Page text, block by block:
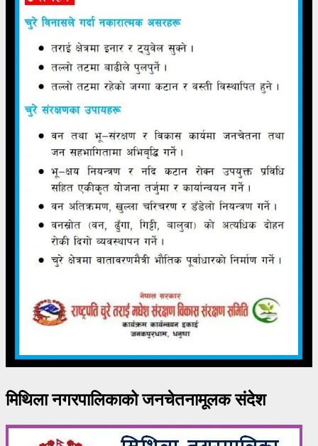
मिथिला नगरपालिकाको जनचेतनामूलक संदेश